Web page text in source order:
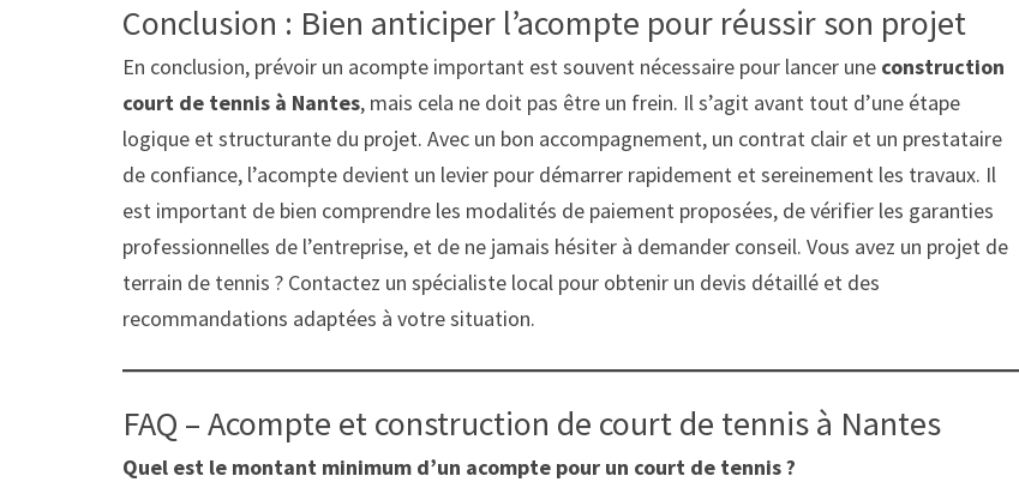
Conclusion : Bien anticiper l’acompte pour réussir son projet
En conclusion, prévoir un acompte important est souvent nécessaire pour lancer une construction
court de tennis à Nantes, mais cela ne doit pas être un frein. Il s’agit avant tout d’une étape
logique et structurante du projet. Avec un bon accompagnement, un contrat clair et un prestataire
de confiance, l’acompte devient un levier pour démarrer rapidement et sereinement les travaux. Il
est important de bien comprendre les modalités de paiement proposées, de vérifier les garanties
professionnelles de l’entreprise, et de ne jamais hésiter à demander conseil. Vous avez un projet de
terrain de tennis ? Contactez un spécialiste local pour obtenir un devis détaillé et des
recommandations adaptées à votre situation.
FAQ – Acompte et construction de court de tennis à Nantes
Quel est le montant minimum d’un acompte pour un court de tennis ?